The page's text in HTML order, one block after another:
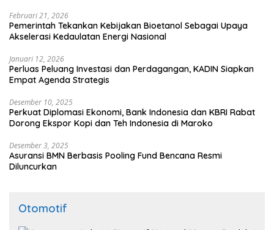
Februari 21, 2026
Pemerintah Tekankan Kebijakan Bioetanol Sebagai Upaya
Akselerasi Kedaulatan Energi Nasional
Januari 12, 2026
Perluas Peluang Investasi dan Perdagangan, KADIN Siapkan
Empat Agenda Strategis
Desember 10, 2025
Perkuat Diplomasi Ekonomi, Bank Indonesia dan KBRI Rabat
Dorong Ekspor Kopi dan Teh Indonesia di Maroko
Desember 3, 2025
Asuransi BMN Berbasis Pooling Fund Bencana Resmi
Diluncurkan
Otomotif